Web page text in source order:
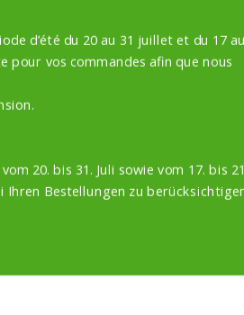
d’été du 20 au 31 juillet et du 17 au
pour vos commandes afin que nous
20. bis 31. Juli sowie vom 17. bis
Ihren Bestellungen zu